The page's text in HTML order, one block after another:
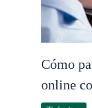
Cómo
online